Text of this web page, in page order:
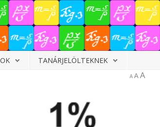
TANÁRJELÖLTEKNEK
A AA